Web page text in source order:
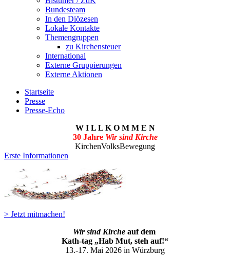
Bundesteam
In den Diözesen
Lokale Kontakte
Themengruppen
zu Kirchensteuer
International
Externe Gruppierungen
Externe Aktionen
Startseite
Presse
Presse-Echo
W I L L K O M M E N
30 Jahre Wir sind Kirche
KirchenVolksBewegung
Erste Informationen
> Jetzt mitmachen!
Wir sind Kirche auf dem
Kath-tag „Hab Mut, steh auf!“
13.-17. Mai 2026 in Würzburg